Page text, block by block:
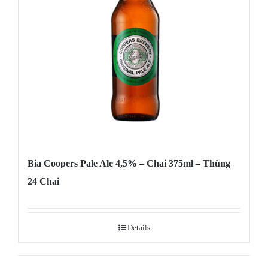
Bia Coopers Pale Ale 4,5% – Chai 375ml – Thùng
24 Chai
Details